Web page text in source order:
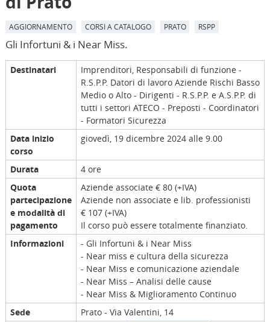
AGGIORNAMENTO CORSI A CATALOGO PRATO RSPP
Gli Infortuni & i Near Miss.
Destinatari
Imprenditori, Responsabili di funzione -
R.S.P.P. Datori di lavoro Aziende Rischi Basso
Medio o Alto - Dirigenti - R.S.P.P. e A.S.P.P. di
tutti i settori ATECO - Preposti - Coordinatori
- Formatori Sicurezza
Data inizio
corso
giovedì, 19 dicembre 2024 alle 9.00
Durata
4 ore
Quota
partecipazione
e modalità di
pagamento
Aziende associate € 80 (+IVA)
Aziende non associate e lib. professionisti
€ 107 (+IVA)
Il corso può essere totalmente finanziato.
Informazioni
- Gli Infortuni & i Near Miss
- Near miss e cultura della sicurezza
- Near Miss e comunicazione aziendale
- Near Miss – Analisi delle cause
- Near Miss & Miglioramento Continuo
Sede
Prato - Via Valentini, 14